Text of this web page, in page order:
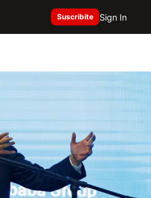
Suscribite Sign In